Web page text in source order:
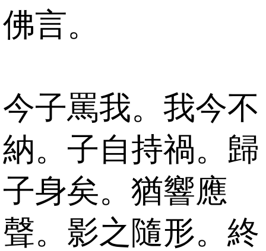
佛言。
今子罵我。我今不
納。子自持禍。歸
子身矣。猶響應
聲。影之隨形。終